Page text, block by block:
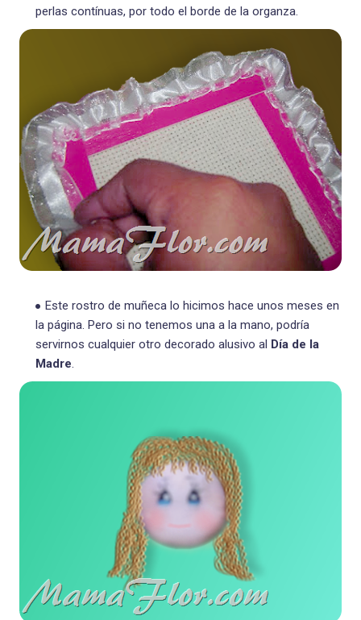
perlas contínuas, por todo el borde de la organza.
Este rostro de muñeca lo hicimos hace unos meses en
la página. Pero si no tenemos una a la mano, podría
servirnos cualquier otro decorado alusivo al Día de la
Madre